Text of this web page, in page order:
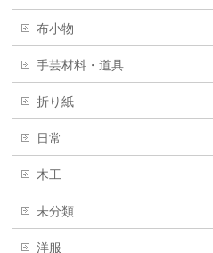
布小物
手芸材料・道具
折り紙
日常
木工
未分類
洋服